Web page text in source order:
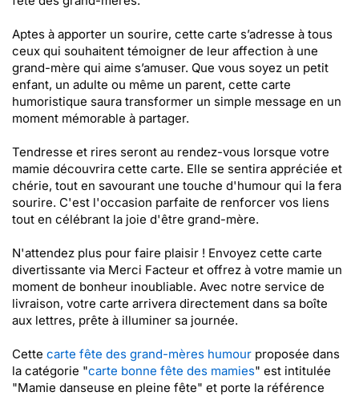
Aptes à apporter un sourire, cette carte s’adresse à tous
ceux qui souhaitent témoigner de leur affection à une
grand-mère qui aime s’amuser. Que vous soyez un petit
enfant, un adulte ou même un parent, cette carte
humoristique saura transformer un simple message en un
moment mémorable à partager.
Tendresse et rires seront au rendez-vous lorsque votre
mamie découvrira cette carte. Elle se sentira appréciée et
chérie, tout en savourant une touche d'humour qui la fera
sourire. C'est l'occasion parfaite de renforcer vos liens
tout en célébrant la joie d'être grand-mère.
N'attendez plus pour faire plaisir ! Envoyez cette carte
divertissante via Merci Facteur et offrez à votre mamie un
moment de bonheur inoubliable. Avec notre service de
livraison, votre carte arrivera directement dans sa boîte
aux lettres, prête à illuminer sa journée.
Cette carte fête des grand-mères humour proposée dans
la catégorie "carte bonne fête des mamies" est intitulée
"Mamie danseuse en pleine fête" et porte la référence